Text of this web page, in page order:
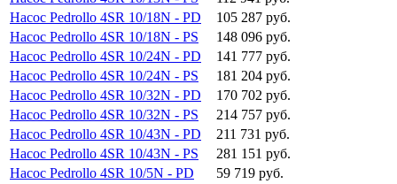
Насос Pedrollo 4SR 10/18N - PD
105 287 руб.
Насос Pedrollo 4SR 10/18N - PS
148 096 руб.
Насос Pedrollo 4SR 10/24N - PD
141 777 руб.
Насос Pedrollo 4SR 10/24N - PS
181 204 руб.
Насос Pedrollo 4SR 10/32N - PD
170 702 руб.
Насос Pedrollo 4SR 10/32N - PS
214 757 руб.
Насос Pedrollo 4SR 10/43N - PD
211 731 руб.
Насос Pedrollo 4SR 10/43N - PS
281 151 руб.
Насос Pedrollo 4SR 10/5N - PD
59 719 руб.